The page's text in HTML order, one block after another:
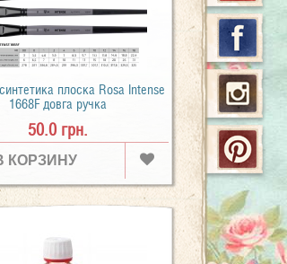
плоска Rosa Intense
1668F довга ручка
50.0 грн.
КОРЗИНУ